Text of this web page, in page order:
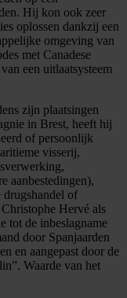
Hij kon ook zeer
oplossen dankzij een
omgeving van
met Canadese
een uitlaatsysteem
zijn plaatsingen
in Brest, heeft hij
of persoonlijk
visserij,
aanbestedingen),
drugshandel of
Hervé als
tot de inbeslagname
door Spanjaarden
en aangepast door de
Waarde van het